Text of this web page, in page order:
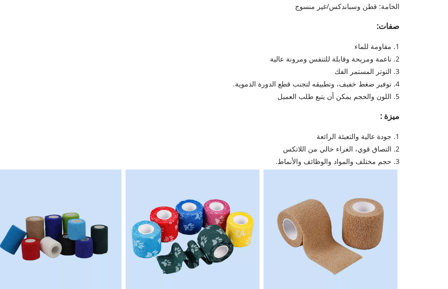
الخامة: قطن وسباندكس/غير منسوج
صفات:
1. مقاومة للماء
2. ناعمة ومريحة وقابلة للتنفس ومرونة عالية
3. التوتر المستمر الفك
4. توفير ضغط خفيف، وتطبيقه لتجنب قطع الدورة الدموية.
5. اللون والحجم يمكن أن يتبع طلب العميل
ميزة :
1. جودة عالية والتعبئة الرائعة
2. التصاق قوي، الغراء خالي من اللاتكس
3. حجم مختلف والمواد والوظائف والأنماط.